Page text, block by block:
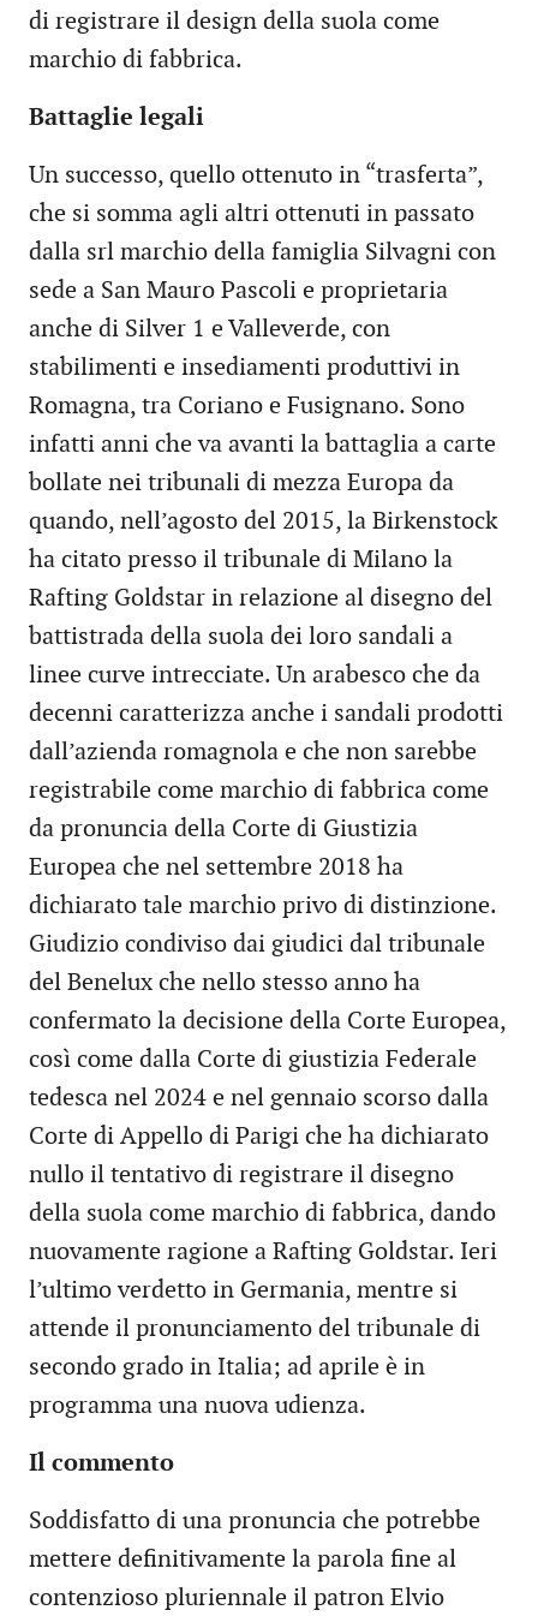
di registrare il design della suola come
marchio di fabbrica.
Battaglie legali
Un successo, quello ottenuto in “trasferta”,
che si somma agli altri ottenuti in passato
dalla srl marchio della famiglia Silvagni con
sede a San Mauro Pascoli e proprietaria
anche di Silver 1 e Valleverde, con
stabilimenti e insediamenti produttivi in
Romagna, tra Coriano e Fusignano. Sono
infatti anni che va avanti la battaglia a carte
bollate nei tribunali di mezza Europa da
quando, nell’agosto del 2015, la Birkenstock
ha citato presso il tribunale di Milano la
Rafting Goldstar in relazione al disegno del
battistrada della suola dei loro sandali a
linee curve intrecciate. Un arabesco che da
decenni caratterizza anche i sandali prodotti
dall’azienda romagnola e che non sarebbe
registrabile come marchio di fabbrica come
da pronuncia della Corte di Giustizia
Europea che nel settembre 2018 ha
dichiarato tale marchio privo di distinzione.
Giudizio condiviso dai giudici dal tribunale
del Benelux che nello stesso anno ha
confermato la decisione della Corte Europea,
così come dalla Corte di giustizia Federale
tedesca nel 2024 e nel gennaio scorso dalla
Corte di Appello di Parigi che ha dichiarato
nullo il tentativo di registrare il disegno
della suola come marchio di fabbrica, dando
nuovamente ragione a Rafting Goldstar. Ieri
l’ultimo verdetto in Germania, mentre si
attende il pronunciamento del tribunale di
secondo grado in Italia; ad aprile è in
programma una nuova udienza.
Il commento
Soddisfatto di una pronuncia che potrebbe
mettere definitivamente la parola fine al
contenzioso pluriennale il patron Elvio